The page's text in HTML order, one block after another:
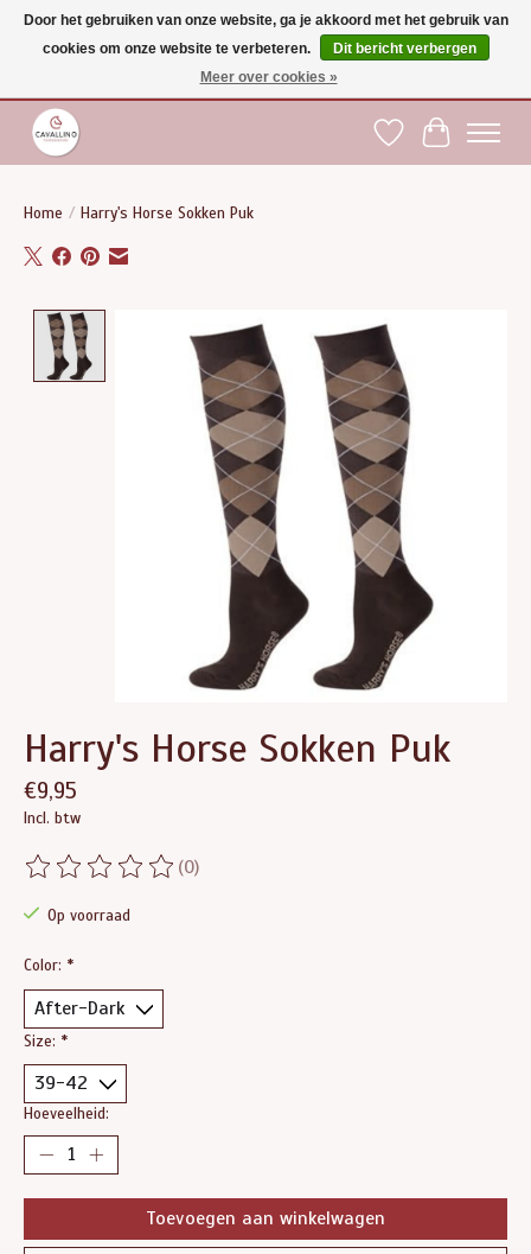
Gratis verzending vanaf €75 binnen BE - vanaf €100 naar EU | Voor 17:00 besteld is
dezelfde dag verzonden | Klantendienst: +32 (0)51 21 27 00 |
Verlanglijst
Home / Harry's Horse Sokken Puk
Product image slideshow Items
Harry's Horse Sokken Puk
€9,95
Incl. btw
De beoordeling van dit product is
(0)
Op voorraad
Color: *
Size: *
Hoeveelheid:
Toevoegen aan winkelwagen
Door het gebruiken van onze website, ga je akkoord met het gebruik van
cookies om onze website te verbeteren.
Dit bericht verbergen
Meer over cookies »